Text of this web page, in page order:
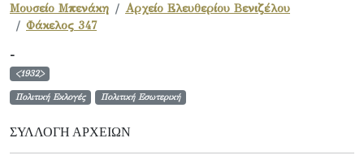
Μουσείο Μπενάκη
Αρχείο Ελευθερίου Βενιζέλου
Φάκελος 347
-
<1932>
Πολιτική Εκλογές Πολιτική Εσωτερική
ΣΥΛΛΟΓΉ ΑΡΧΕΊΩΝ